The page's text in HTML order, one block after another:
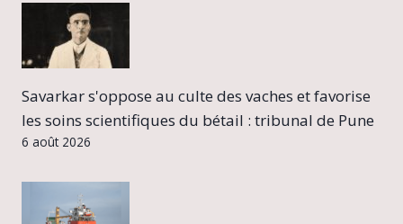
Savarkar s'oppose au culte des vaches et favorise
les soins scientifiques du bétail : tribunal de Pune
6 août 2026